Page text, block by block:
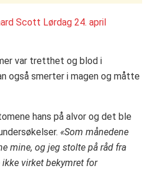
Scott Lørdag 24. april
var tretthet og blod i
også smerter i magen og måtte
hans på alvor og det ble
«Som månedene
mine, og jeg stolte på råd fra
virket bekymret for